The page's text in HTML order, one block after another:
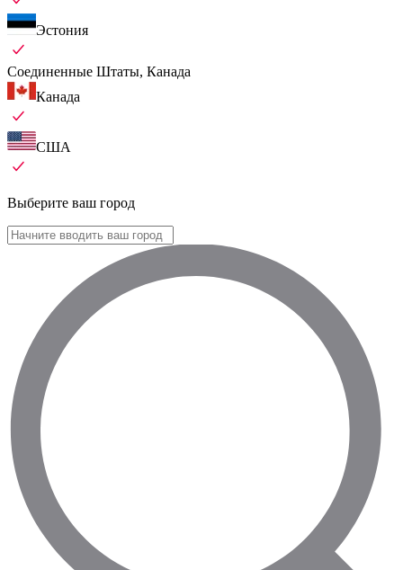
Эстония
Соединенные Штаты, Канада
Канада
США
Выберите ваш город